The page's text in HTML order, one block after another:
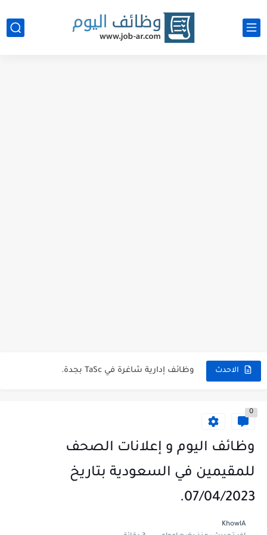
الاحدث
0
وظائف اليوم و إعلانات الصحف
للمقيمين في السعودية بتاريخ
07/04/2023.
KhowlA